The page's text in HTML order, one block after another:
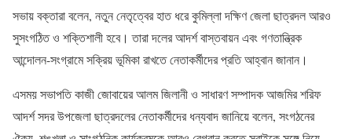
সভায় বক্তারা বলেন, নতুন নেতৃত্বের হাত ধরে কুমিল্লা দক্ষিণ জেলা ছাত্রদল আরও
সুসংগঠিত ও শক্তিশালী হবে। তারা দলের আদর্শ বাস্তবায়ন এবং গণতান্ত্রিক
আন্দোলন-সংগ্রামে সক্রিয় ভূমিকা রাখতে নেতাকর্মীদের প্রতি আহ্বান জানান।
এসময় সভাপতি কাজী জোবায়ের আলম জিলানী ও সাধারণ সম্পাদক আজমির শরিফ
আদর্শ সদর উপজেলা ছাত্রদলের নেতাকর্মীদের ধন্যবাদ জানিয়ে বলেন, সংগঠনের